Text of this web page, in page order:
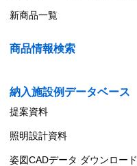
新商品一覧
商品情報検索
納入施設例データベース
提案資料
照明設計資料
姿図CADデータ ダウンロード